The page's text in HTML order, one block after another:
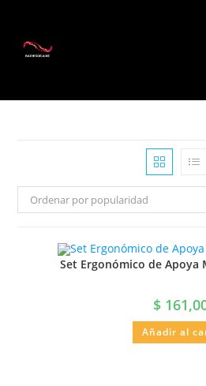
Ordenar por popularidad
Set Ergonómico de Apoya
$
Añadir al